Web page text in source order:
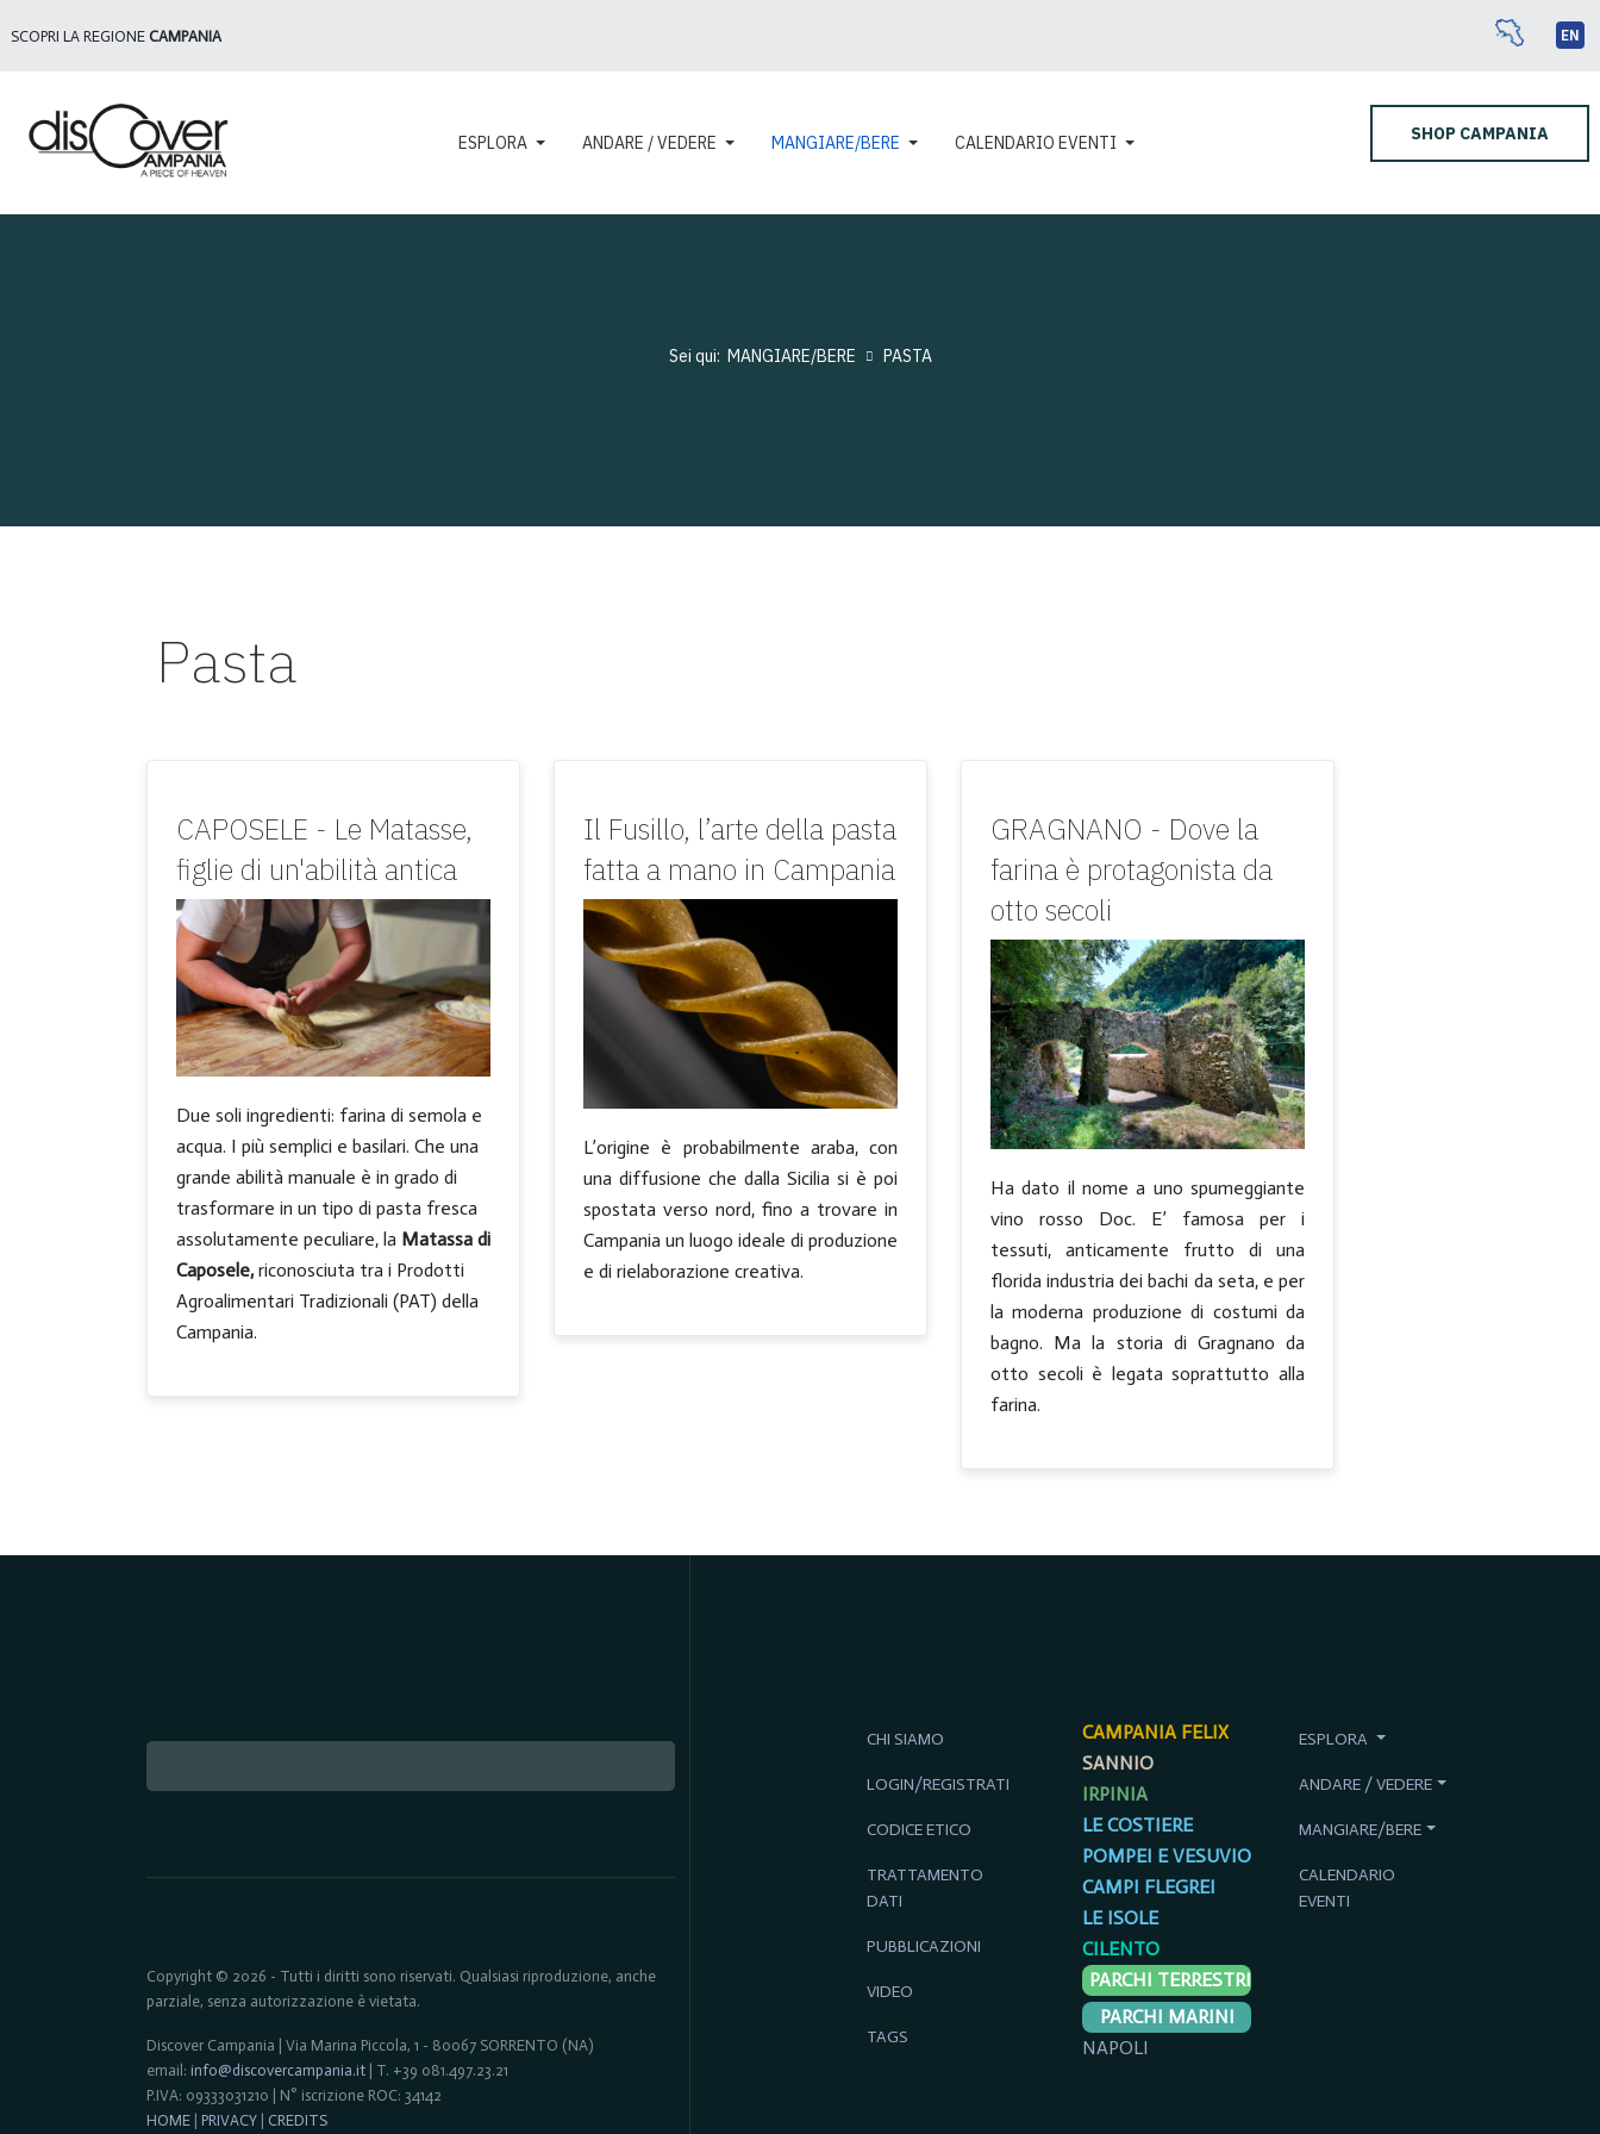
SCOPRI LA REGIONE CAMPANIA EN
ESPLORA ANDARE / VEDERE MANGIARE/BERE CALENDARIO EVENTI SHOP CAMPANIA
Sei qui: MANGIARE/BERE PASTA
Pasta
CAPOSELE - Le Matasse,
figlie di un'abilità antica
Due soli ingredienti: farina di semola e
acqua. I più semplici e basilari. Che una
grande abilità manuale è in grado di
trasformare in un tipo di pasta fresca
assolutamente peculiare, la Matassa di
Caposele, riconosciuta tra i Prodotti
Agroalimentari Tradizionali (PAT) della
Campania.
Il Fusillo, l’arte della pasta
fatta a mano in Campania
L’origine è probabilmente araba, con
una diffusione che dalla Sicilia si è poi
spostata verso nord, fino a trovare in
Campania un luogo ideale di produzione
e di rielaborazione creativa.
GRAGNANO - Dove la
farina è protagonista da
otto secoli
Ha dato il nome a uno spumeggiante
vino rosso Doc. E’ famosa per i
tessuti, anticamente frutto di una
florida industria dei bachi da seta, e per
la moderna produzione di costumi da
bagno. Ma la storia di Gragnano da
otto secoli è legata soprattutto alla
farina.
Copyright © 2026 - Tutti i diritti sono riservati. Qualsiasi riproduzione, anche
parziale, senza autorizzazione è vietata.
Discover Campania | Via Marina Piccola, 1 - 80067 SORRENTO (NA)
email: info@discovercampania.it | T. +39 081.497.23.21
P.IVA: 09333031210 | N° iscrizione ROC: 34142
HOME
PRIVACY CREDITS
CHI SIAMO
LOGIN/REGISTRATI
CODICE ETICO
TRATTAMENTO
DATI
PUBBLICAZIONI
VIDEO
TAGS
CAMPANIA FELIX
SANNIO
IRPINIA
LE COSTIERE
POMPEI E VESUVIO
CAMPI FLEGREI
LE ISOLE
CILENTO
PARCHI TERRESTRI
PARCHI MARINI
NAPOLI
ESPLORA
ANDARE / VEDERE
MANGIARE/BERE
CALENDARIO
EVENTI